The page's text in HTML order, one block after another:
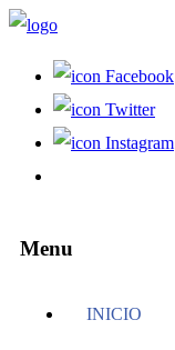
Facebook
Twitter
Instagram
Menu
INICIO